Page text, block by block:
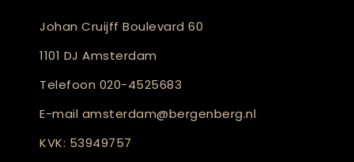
Johan Cruijff Boulevard 60
1101 DJ Amsterdam
Telefoon 020-4525683
E-mail amsterdam@bergenberg.nl
KVK: 53949757